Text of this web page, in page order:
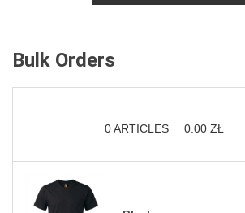
Bulk Orders
0ARTICLES 0.00 ZŁ